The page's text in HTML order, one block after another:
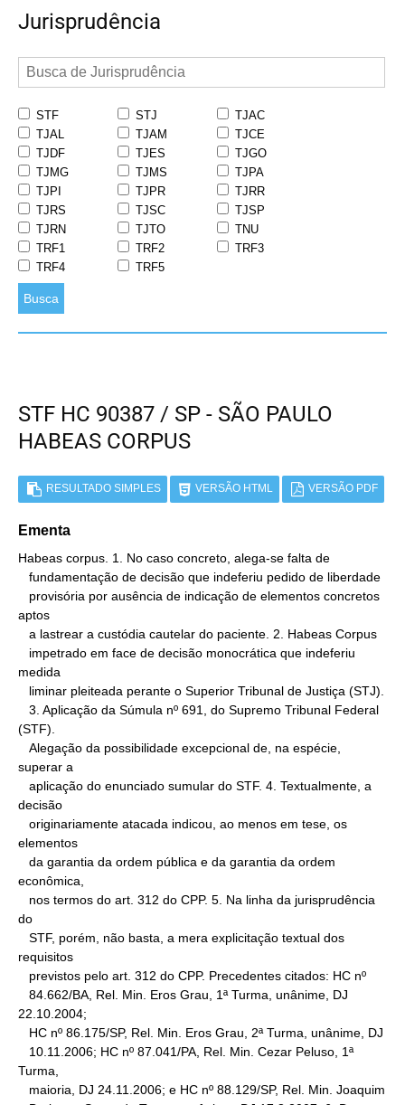
Jurisprudência
STF STJ
TJAC
TJAL
TJAM
TJCE
TJDF
TJES
TJGO
TJMG
TJMS
TJPA
TJPI
TJPR
TJRR
TJRS
TJSC
TJSP
TJRN
TJTO
TNU
TRF1
TRF2
TRF3
TRF4
TRF5
Busca
STF HC 90387 / SP - SÃO PAULO
HABEAS CORPUS
RESULTADO SIMPLES VERSÃO HTML VERSÃO PDF
Ementa
Habeas corpus. 1. No caso concreto, alega-se falta de
aptos
medida
(STF).
superar a
decisão
elementos
econômica,
do
requisitos
22.10.2004;
Turma,